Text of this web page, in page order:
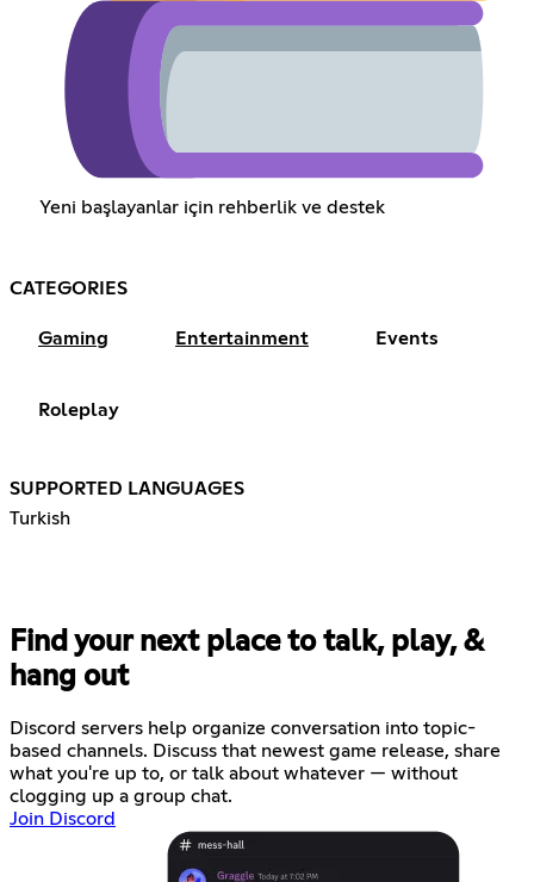
Yeni başlayanlar için rehberlik ve destek
CATEGORIES
Gaming Entertainment Events
Roleplay
SUPPORTED LANGUAGES
Turkish
Find your next place to talk, play, &
hang out
Discord servers help organize conversation into topic-
based channels. Discuss that newest game release, share
what you're up to, or talk about whatever — without
clogging up a group chat.
Join Discord